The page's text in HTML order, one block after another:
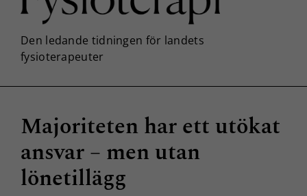
Majoriteten har ett utökat
ansvar – men utan
lönetillägg